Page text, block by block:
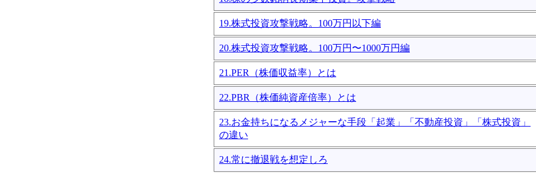
19.株式投資攻撃戦略。100万円以下編
20.株式投資攻撃戦略。100万円〜1000万円編
21.PER（株価収益率）とは
22.PBR（株価純資産倍率）とは
23.お金持ちになるメジャーな手段「起業」「不動産投資」「株式投資」
の違い
24.常に撤退戦を想定しろ